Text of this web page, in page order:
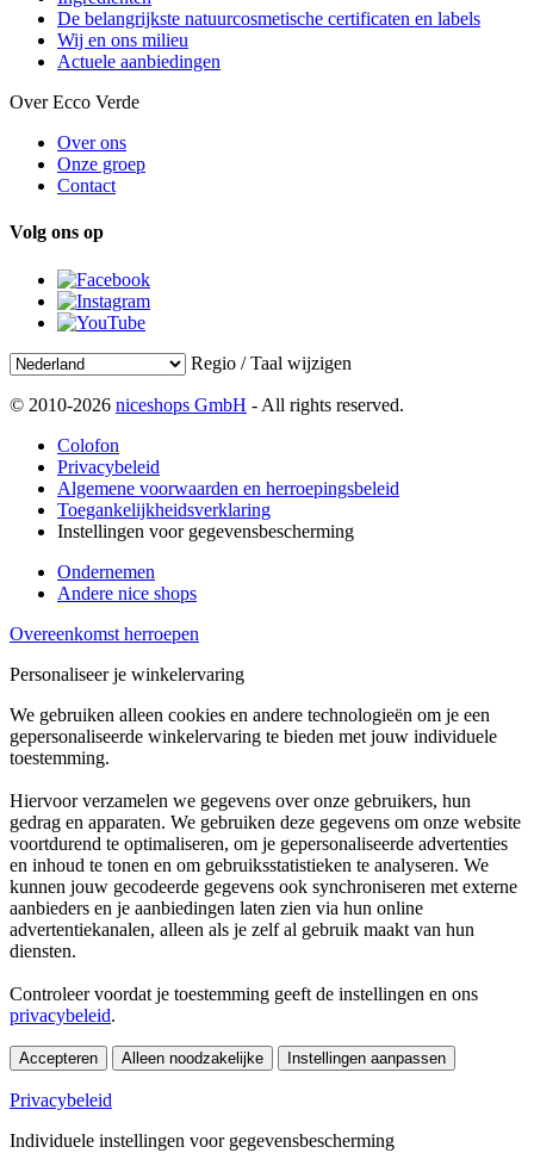
De belangrijkste natuurcosmetische certificaten en labels
Wij en ons milieu
Actuele aanbiedingen
Over Ecco Verde
Over ons
Onze groep
Contact
Volg ons op
Regio / Taal wijzigen
© 2010-2026 niceshops GmbH - All rights reserved.
Colofon
Privacybeleid
Algemene voorwaarden en herroepingsbeleid
Toegankelijkheidsverklaring
Instellingen voor gegevensbescherming
Ondernemen
Andere nice shops
Overeenkomst herroepen
Personaliseer je winkelervaring
We gebruiken alleen cookies en andere technologieën om je een
gepersonaliseerde winkelervaring te bieden met jouw individuele
toestemming.
Hiervoor verzamelen we gegevens over onze gebruikers, hun
gedrag en apparaten. We gebruiken deze gegevens om onze website
voortdurend te optimaliseren, om je gepersonaliseerde advertenties
en inhoud te tonen en om gebruiksstatistieken te analyseren. We
kunnen jouw gecodeerde gegevens ook synchroniseren met externe
aanbieders en je aanbiedingen laten zien via hun online
advertentiekanalen, alleen als je zelf al gebruik maakt van hun
diensten.
Controleer voordat je toestemming geeft de instellingen en ons
privacybeleid.
Accepteren Alleen noodzakelijke Instellingen aanpassen
Privacybeleid
Individuele instellingen voor gegevensbescherming